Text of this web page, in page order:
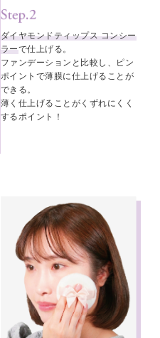
ダイヤモンドティップス コンシー
ラーで仕上げる。
ファンデーションと比較し、ピン
ポイントで薄膜に仕上げることが
できる。
薄く仕上げることがくずれにくく
するポイント！